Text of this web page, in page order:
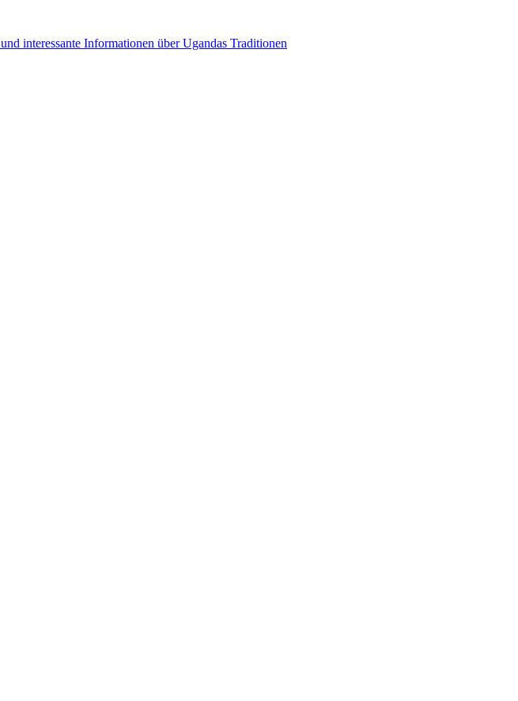
interessante Informationen über Ugandas Traditionen